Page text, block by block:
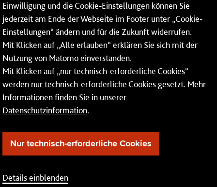
Rheinallee 41
55118 Mainz
Tel.:06131 - 12 74 74
Fax: 06131 - 12 74 77
Einwilligung und die Cookie-Einstellungen können Sie
jederzeit am Ende der Webseite im Footer unter „Cookie-
Einstellungen“ ändern und für die Zukunft widerrufen.
Mit Klicken auf „Alle erlauben“ erklären Sie sich mit der
Nutzung von Matomo einverstanden.
Mit Klicken auf „nur technisch-erforderliche Cookies“
werden nur technisch-erforderliche Cookies gesetzt. Mehr
Informationen finden Sie in unserer
Datenschutzinformation.
Nur technisch-erforderliche Cookies
Details einblenden